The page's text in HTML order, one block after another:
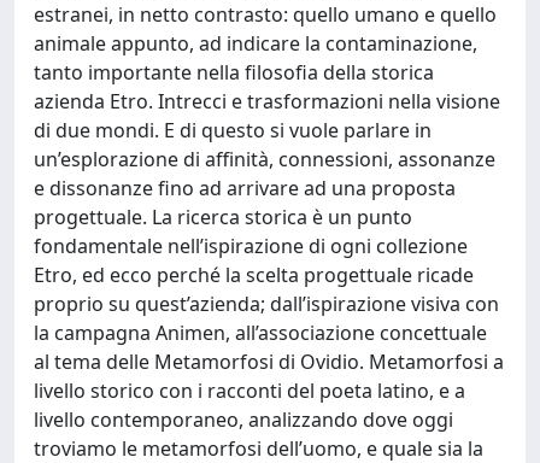
estranei, in netto contrasto: quello umano e quello
animale appunto, ad indicare la contaminazione,
tanto importante nella filosofia della storica
azienda Etro. Intrecci e trasformazioni nella visione
di due mondi. E di questo si vuole parlare in
un’esplorazione di affinità, connessioni, assonanze
e dissonanze fino ad arrivare ad una proposta
progettuale. La ricerca storica è un punto
fondamentale nell’ispirazione di ogni collezione
Etro, ed ecco perché la scelta progettuale ricade
proprio su quest’azienda; dall’ispirazione visiva con
la campagna Animen, all’associazione concettuale
al tema delle Metamorfosi di Ovidio. Metamorfosi a
livello storico con i racconti del poeta latino, e a
livello contemporaneo, analizzando dove oggi
troviamo le metamorfosi dell’uomo, e quale sia la